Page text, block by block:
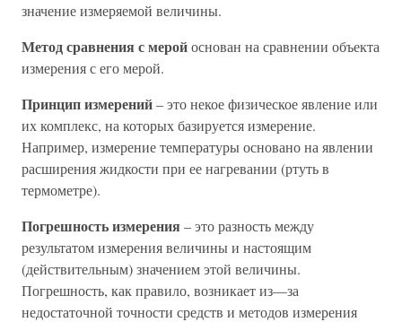
значение измеряемой величины.
Метод сравнения с меройоснован на сравнении объекта
измерения с его мерой.
Принцип измерений– это некое физическое явление или
их комплекс, на которых базируется измерение.
Например, измерение температуры основано на явлении
расширения жидкости при ее нагревании (ртуть в
термометре).
Погрешность измерения – это разность между
результатом измерения величины и настоящим
(действительным) значением этой величины.
Погрешность, как правило, возникает из—за
недостаточной точности средств и методов измерения